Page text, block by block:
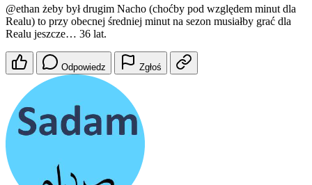
@ethan żeby był drugim Nacho (choćby pod względem minut dla
Realu) to przy obecnej średniej minut na sezon musiałby grać dla
Realu jeszcze… 36 lat.
Odpowiedz Zgłoś